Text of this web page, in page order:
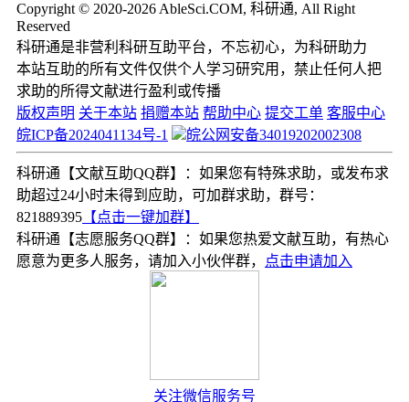
Copyright © 2020-2026 AbleSci.COM, 科研通, All Right
Reserved
科研通是非营利科研互助平台，不忘初心，为科研助力
本站互助的所有文件仅供个人学习研究用，禁止任何人把
求助的所得文献进行盈利或传播
版权声明 关于本站 捐赠本站 帮助中心 提交工单 客服中心
皖ICP备2024041134号-1
皖公网安备34019202002308
科研通【文献互助QQ群】：如果您有特殊求助，或发布求
助超过24小时未得到应助，可加群求助，群号：
821889395 【点击一键加群】
科研通【志愿服务QQ群】：如果您热爱文献互助，有热心
愿意为更多人服务，请加入小伙伴群，
点击申请加入
关注微信服务号